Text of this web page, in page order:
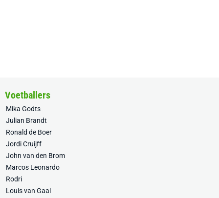
Voetballers
Mika Godts
Julian Brandt
Ronald de Boer
Jordi Cruijff
John van den Brom
Marcos Leonardo
Rodri
Louis van Gaal